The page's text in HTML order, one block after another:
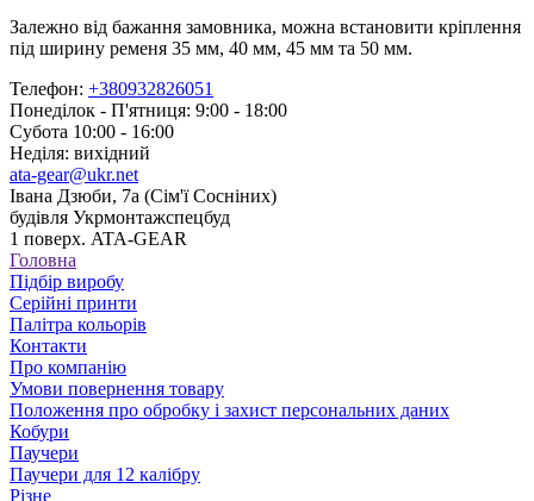
Залежно від бажання замовника, можна встановити кріплення
під ширину ременя 35 мм, 40 мм, 45 мм та 50 мм.
Телефон: +380932826051
Понеділок - П'ятниця: 9:00 - 18:00
Субота 10:00 - 16:00
Неділя: вихідний
ata-gear@ukr.net
Івана Дзюби, 7а (Сім'ї Сосніних)
будівля Укрмонтажспецбуд
1 поверх. ATA-GEAR
Головна
Підбір виробу
Серійні принти
Палітра кольорів
Контакти
Про компанію
Умови повернення товару
Положення про обробку і захист персональних даних
Кобури
Паучери
Паучери для 12 калібру
Різне